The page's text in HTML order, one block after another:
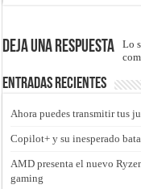
Deja una respuesta Lo
Entradas recientes
Ahora puedes transmitir tus
Copilot+ y su inesperado
AMD presenta el nuevo
gaming